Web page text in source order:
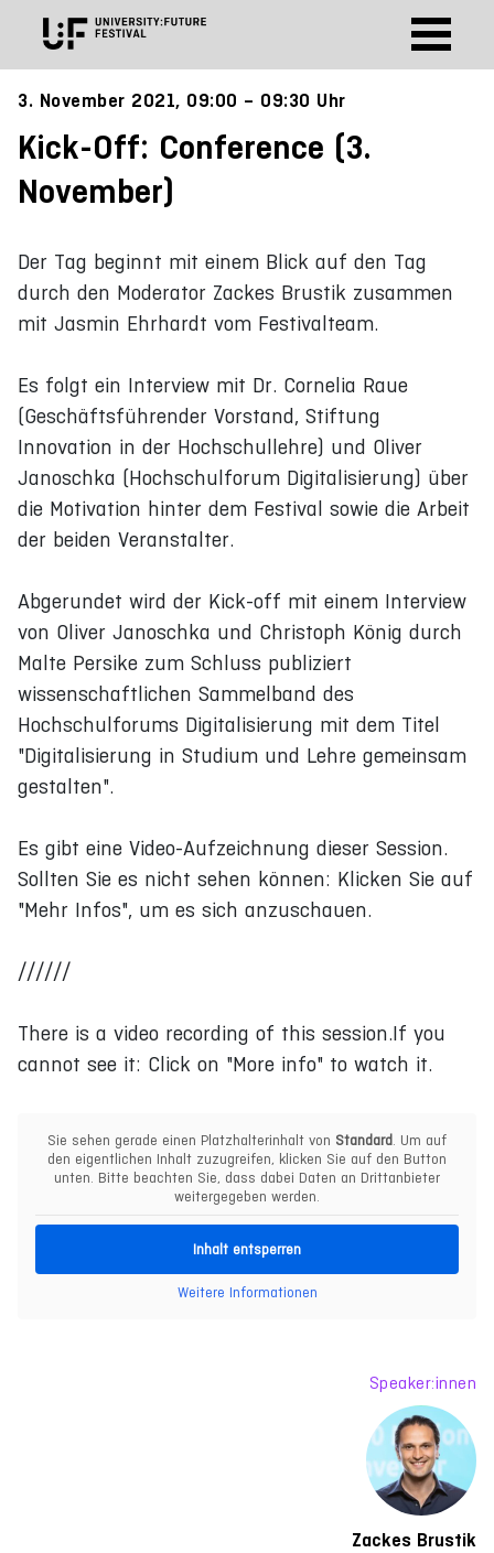
3. November 2021, 09:00 – 09:30 Uhr
Kick-Off: Conference (3.
November)
Der Tag beginnt mit einem Blick auf den Tag
durch den Moderator Zackes Brustik zusammen
mit Jasmin Ehrhardt vom Festivalteam.
Es folgt ein Interview mit Dr. Cornelia Raue
(Geschäftsführender Vorstand, Stiftung
Innovation in der Hochschullehre) und Oliver
Janoschka (Hochschulforum Digitalisierung) über
die Motivation hinter dem Festival sowie die Arbeit
der beiden Veranstalter.
Abgerundet wird der Kick-off mit einem Interview
von Oliver Janoschka und Christoph König durch
Malte Persike zum Schluss publiziert
wissenschaftlichen Sammelband des
Hochschulforums Digitalisierung mit dem Titel
"Digitalisierung in Studium und Lehre gemeinsam
gestalten".
Es gibt eine Video-Aufzeichnung dieser Session.
Sollten Sie es nicht sehen können: Klicken Sie auf
"Mehr Infos", um es sich anzuschauen.
//////
There is a video recording of this session.If you
cannot see it: Click on "More info" to watch it.
Sie sehen gerade einen Platzhalterinhalt von Standard . Um auf
den eigentlichen Inhalt zuzugreifen, klicken Sie auf den Button
unten. Bitte beachten Sie, dass dabei Daten an Drittanbieter
weitergegeben werden.
Inhalt entsperren
Weitere Informationen
Speaker:innen
Zackes Brustik